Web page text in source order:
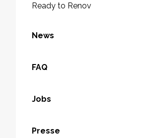
Ready to Renov
News
FAQ
Jobs
Presse